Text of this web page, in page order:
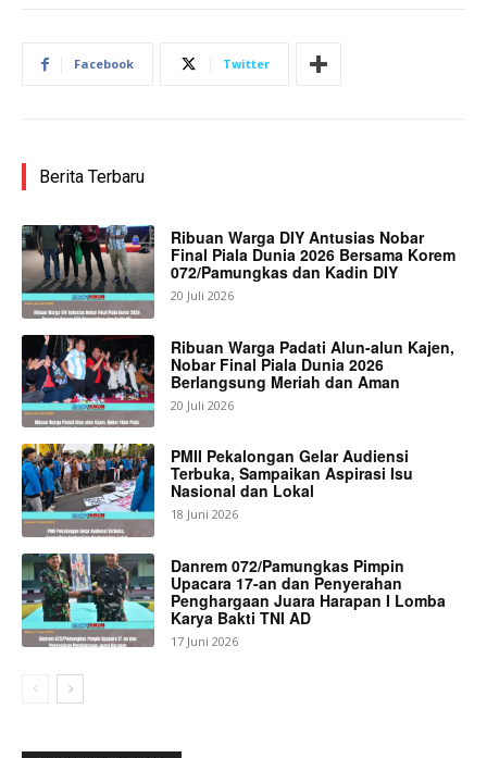
Facebook Twitter
Berita Terbaru
Ribuan Warga DIY Antusias Nobar
Final Piala Dunia 2026 Bersama Korem
072/Pamungkas dan Kadin DIY
20 Juli 2026
Ribuan Warga Padati Alun-alun Kajen,
Nobar Final Piala Dunia 2026
Berlangsung Meriah dan Aman
20 Juli 2026
PMII Pekalongan Gelar Audiensi
Terbuka, Sampaikan Aspirasi Isu
Nasional dan Lokal
18 Juni 2026
Danrem 072/Pamungkas Pimpin
Upacara 17-an dan Penyerahan
Penghargaan Juara Harapan I Lomba
Karya Bakti TNI AD
17 Juni 2026